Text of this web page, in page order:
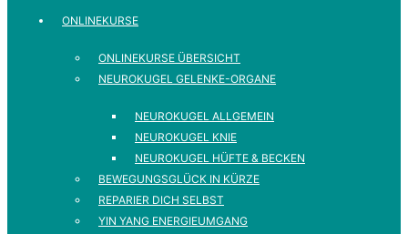
ONLINEKURSE
ONLINEKURSE ÜBERSICHT
NEUROKUGEL GELENKE-ORGANE
NEUROKUGEL ALLGEMEIN
NEUROKUGEL KNIE
NEUROKUGEL HÜFTE & BECKEN
BEWEGUNGSGLÜCK IN KÜRZE
REPARIER DICH SELBST
YIN YANG ENERGIEUMGANG